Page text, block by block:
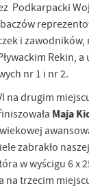
Podkarpacki
i zawodników,
Rekin, a
nr 1 i nr 2.
na drugim
Maja
zabrakło naszej
w wyścigu 6 x
na trzecim